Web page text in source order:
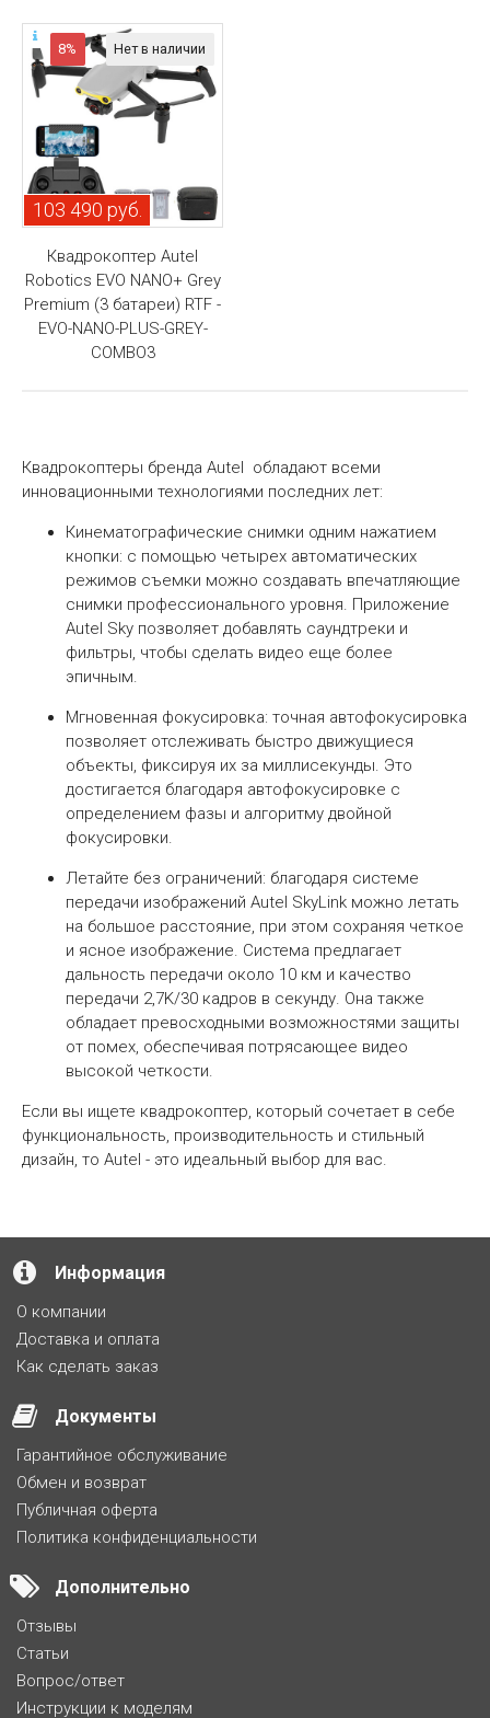
8% Нет в наличии
103 490 руб.
Квадрокоптер Autel
Robotics EVO NANO+ Grey
Premium (3 батареи) RTF -
EVO-NANO-PLUS-GREY-
COMBO3
Квадрокоптеры бренда Autel обладают всеми
инновационными технологиями последних лет:
Кинематографические снимки одним нажатием
кнопки: с помощью четырех автоматических
режимов съемки можно создавать впечатляющие
снимки профессионального уровня. Приложение
Autel Sky позволяет добавлять саундтреки и
фильтры, чтобы сделать видео еще более
эпичным.
Мгновенная фокусировка: точная автофокусировка
позволяет отслеживать быстро движущиеся
объекты, фиксируя их за миллисекунды. Это
достигается благодаря автофокусировке с
определением фазы и алгоритму двойной
фокусировки.
Летайте без ограничений: благодаря системе
передачи изображений Autel SkyLink можно летать
на большое расстояние, при этом сохраняя четкое
и ясное изображение. Система предлагает
дальность передачи около 10 км и качество
передачи 2,7K/30 кадров в секунду. Она также
обладает превосходными возможностями защиты
от помех, обеспечивая потрясающее видео
высокой четкости.
Если вы ищете квадрокоптер, который сочетает в себе
функциональность, производительность и стильный
дизайн, то Autel - это идеальный выбор для вас.
Информация
О компании
Доставка и оплата
Как сделать заказ
Документы
Гарантийное обслуживание
Обмен и возврат
Публичная оферта
Политика конфиденциальности
Дополнительно
Отзывы
Статьи
Вопрос/ответ
Инструкции к моделям